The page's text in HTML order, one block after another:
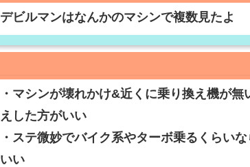
デビルマンはなんかのマシンで複数見たよ
・マシンが壊れかけ&近くに乗り換え機が
えした方がいい
・ステ微妙でバイク系やターボ乗るくらい
いい